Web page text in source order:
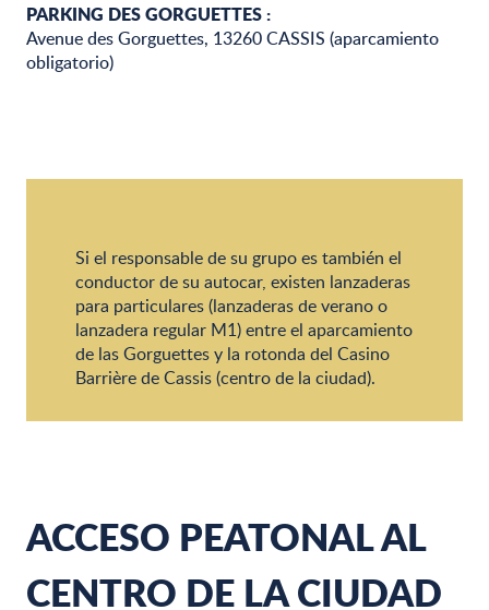
PARKING DES GORGUETTES :
Avenue des Gorguettes, 13260 CASSIS (aparcamiento
obligatorio)
Si el responsable de su grupo es también el
conductor de su autocar, existen lanzaderas
para particulares (lanzaderas de verano o
lanzadera regular M1) entre el aparcamiento
de las Gorguettes y la rotonda del Casino
Barrière de Cassis (centro de la ciudad).
ACCESO PEATONAL AL
CENTRO DE LA CIUDAD